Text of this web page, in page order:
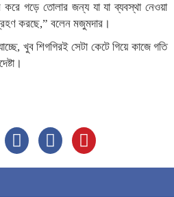
গড়ে তোলার জন্য যা যা ব্যবস্থা নেওয়া
করছে,” বলেন মজুমদার।
খুব শিগগিরই সেটা কেটে গিয়ে কাজে গতি